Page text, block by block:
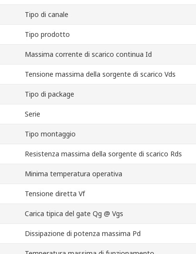
Tipo di canale
Tipo prodotto
Massima corrente di scarico continua Id
Tensione massima della sorgente di scarico Vds
Tipo di package
Serie
Tipo montaggio
Resistenza massima della sorgente di scarico Rds
Minima temperatura operativa
Tensione diretta Vf
Carica tipica del gate Qg @ Vgs
Dissipazione di potenza massima Pd